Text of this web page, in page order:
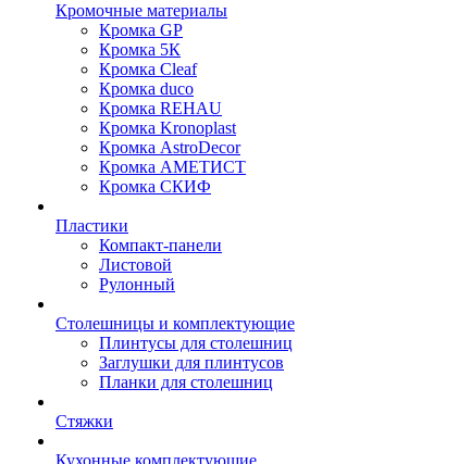
Кромочные материалы
Кромка GP
Кромка 5К
Кромка Cleaf
Кромка duco
Кромка REHAU
Кромка Kronoplast
Кромка AstroDecor
Кромка АМЕТИСТ
Кромка СКИФ
Пластики
Компакт-панели
Листовой
Рулонный
Столешницы и комплектующие
Плинтусы для столешниц
Заглушки для плинтусов
Планки для столешниц
Стяжки
Кухонные комплектующие